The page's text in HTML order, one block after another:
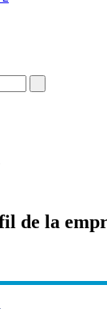
de la